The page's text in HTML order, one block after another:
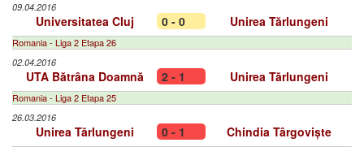
09.04.2016
Universitatea Cluj 0 - 0 Unirea Tărlungeni
Romania - Liga 2 Etapa 26
02.04.2016
UTA Bătrâna Doamnă 2 - 1 Unirea Tărlungeni
Romania - Liga 2 Etapa 25
26.03.2016
Unirea Tărlungeni 0 - 1 Chindia Târgoviște